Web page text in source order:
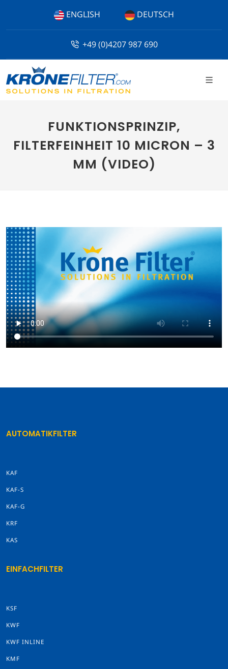
ENGLISH DEUTSCH
+49 (0)4207 987 690
FUNKTIONSPRINZIP,
FILTERFEINHEIT 10 MICRON – 3
MM (VIDEO)
AUTOMATIKFILTER
KAF
KAF-S
KAF-G
KRF
KAS
EINFACHFILTER
KSF
KWF
KWF INLINE
KMF